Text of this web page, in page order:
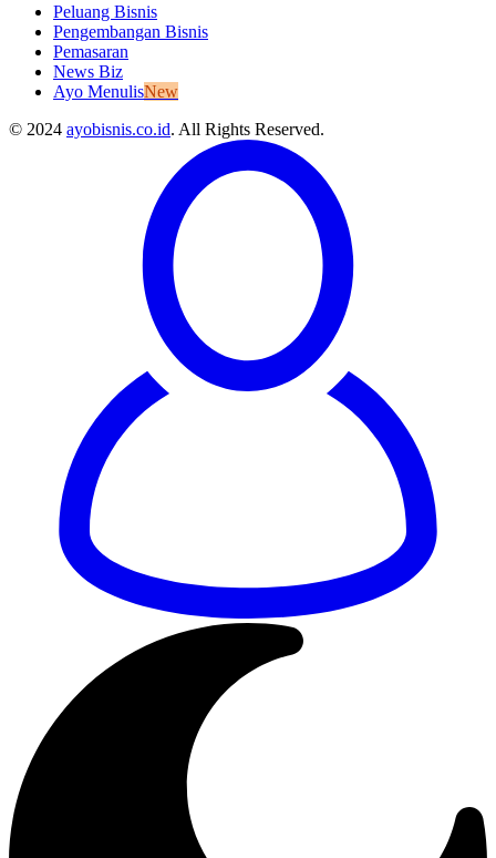
Peluang Bisnis
Pengembangan Bisnis
Pemasaran
News Biz
Ayo MenulisNew
© 2024 ayobisnis.co.id. All Rights Reserved.